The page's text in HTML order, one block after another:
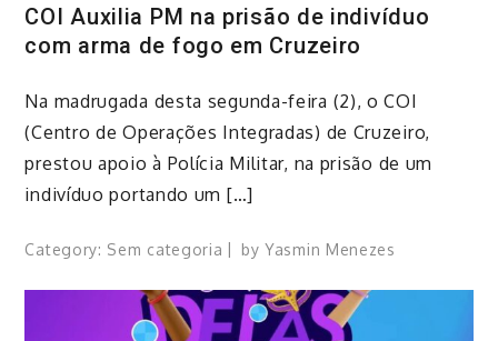
COI Auxilia PM na prisão de indivíduo
com arma de fogo em Cruzeiro
Na madrugada desta segunda-feira (2), o COI
(Centro de Operações Integradas) de Cruzeiro,
prestou apoio à Polícia Militar, na prisão de um
indivíduo portando um […]
Category: Sem categoria byYasmin Menezes